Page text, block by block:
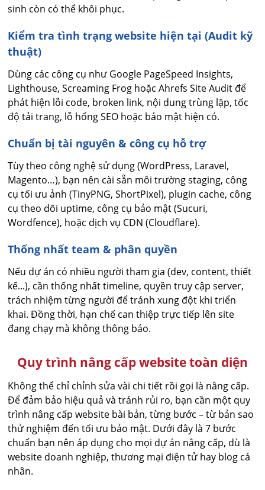
sinh còn có thể khôi phục.
Kiểm tra tình trạng website hiện tại (Audit kỹ
thuật)
Dùng các công cụ như Google PageSpeed Insights,
Lighthouse, Screaming Frog hoặc Ahrefs Site Audit để
phát hiện lỗi code, broken link, nội dung trùng lặp, tốc
độ tải trang, lỗ hổng SEO hoặc bảo mật hiện có.
Chuẩn bị tài nguyên & công cụ hỗ trợ
Tùy theo công nghệ sử dụng (WordPress, Laravel,
Magento…), bạn nên cài sẵn môi trường staging, công
cụ tối ưu ảnh (TinyPNG, ShortPixel), plugin cache, công
cụ theo dõi uptime, công cụ bảo mật (Sucuri,
Wordfence), hoặc dịch vụ CDN (Cloudflare).
Thống nhất team & phân quyền
Nếu dự án có nhiều người tham gia (dev, content, thiết
kế...), cần thống nhất timeline, quyền truy cập server,
trách nhiệm từng người để tránh xung đột khi triển
khai. Đồng thời, hạn chế can thiệp trực tiếp lên site
đang chạy mà không thông báo.
Quy trình nâng cấp website toàn diện
Không thể chỉ chỉnh sửa vài chi tiết rồi gọi là nâng cấp.
Để đảm bảo hiệu quả và tránh rủi ro, bạn cần một quy
trình nâng cấp website bài bản, từng bước – từ bản sao
thử nghiệm đến tối ưu bảo mật. Dưới đây là 7 bước
chuẩn bạn nên áp dụng cho mọi dự án nâng cấp, dù là
website doanh nghiệp, thương mại điện tử hay blog cá
nhân.